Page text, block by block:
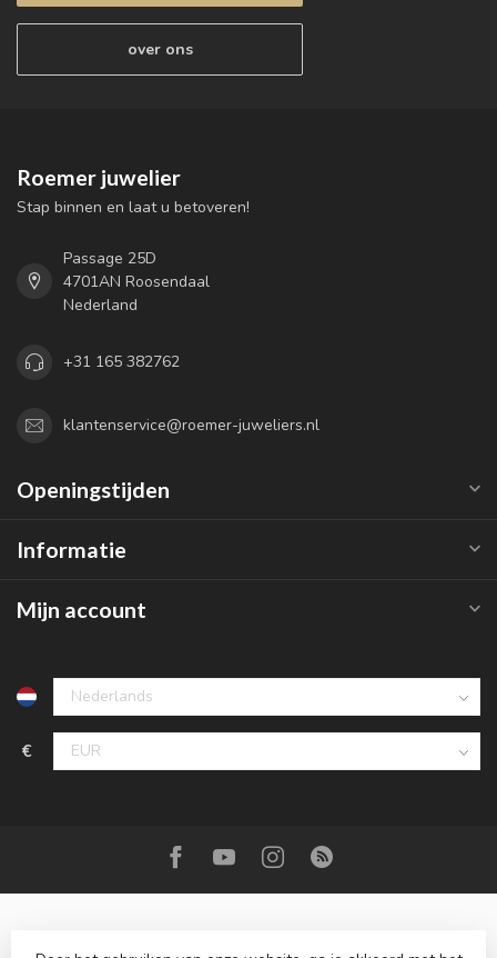
over ons
Roemer juwelier
Stap binnen en laat u betoveren!
Passage 25D
4701AN Roosendaal
Nederland
+31 165 382762
klantenservice@roemer-juweliers.nl
Openingstijden
Informatie
Mijn account
€